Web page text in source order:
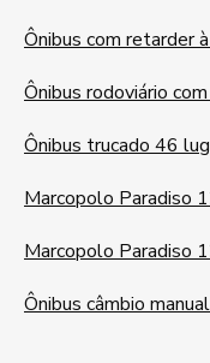
Ônibus com retarder
Ônibus rodoviário
Ônibus trucado 46
Marcopolo Paradiso
Marcopolo Paradiso
Ônibus câmbio